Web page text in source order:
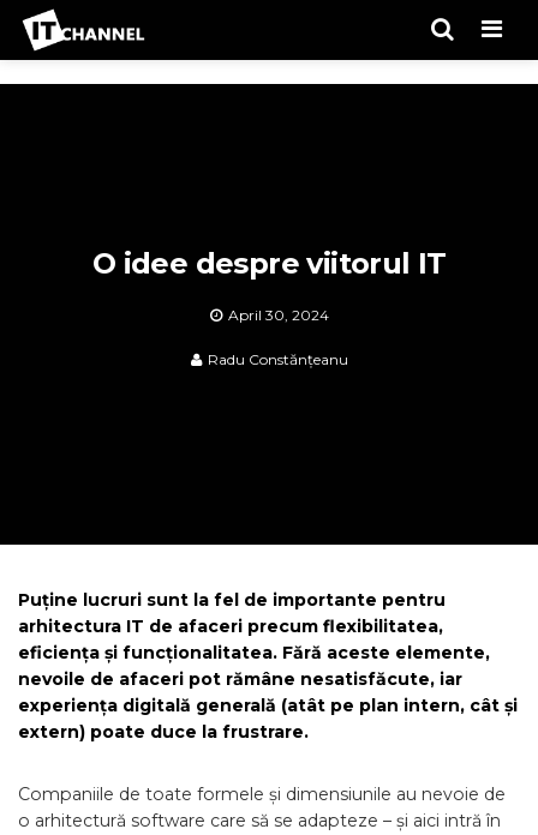
O idee despre viitorul IT
April 30, 2024
Radu Constănțeanu
Puține lucruri sunt la fel de importante pentru
arhitectura IT de afaceri precum flexibilitatea,
eficiența și funcționalitatea. Fără aceste elemente,
nevoile de afaceri pot rămâne nesatisfăcute, iar
experiența digitală generală (atât pe plan intern, cât și
extern) poate duce la frustrare.
Companiile de toate formele și dimensiunile au nevoie de
o arhitectură software care să se adapteze – și aici intră în